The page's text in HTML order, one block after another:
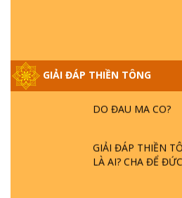
GIẢI ĐÁP THIỀN TÔNG
GIẢI ĐÁP THIỀN
- BÁC NGUYỄN
DO ĐÂU MÀ CÓ?
GIẢI ĐÁP THIỀN
LÀ AI? CHA ĐỂ